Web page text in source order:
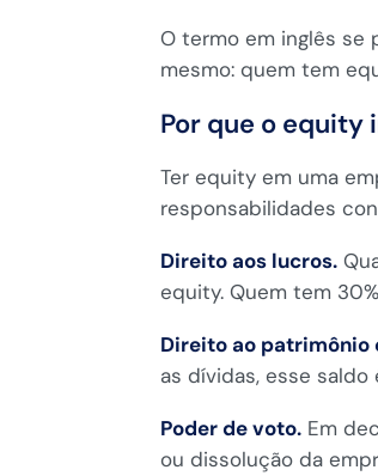
O termo em inglês se
mesmo: quem tem
Por que o equity
Ter equity em uma
responsabilidades
Direito aos lucros.
equity. Quem tem
Direito ao patrimônio
as dívidas, esse
Poder de voto. Em
ou dissolução da